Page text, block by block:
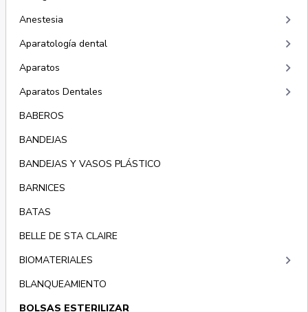
Anestesia keyboard_arrow_right
Aparatología dental keyboard_arrow_right
Aparatos keyboard_arrow_right
Aparatos Dentales keyboard_arrow_right
BABEROS
BANDEJAS
BANDEJAS Y VASOS PLÁSTICO
BARNICES
BATAS
BELLE DE STA CLAIRE
BIOMATERIALES
keyboard_arrow_right
BLANQUEAMIENTO
BOLSAS ESTERILIZAR